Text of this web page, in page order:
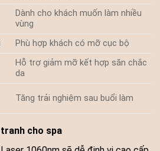
Dành cho khách muốn làm nhiều
vùng
Phù hợp khách có mỡ cục bộ
Hỗ trợ giảm mỡ kết hợp săn chắc
da
Tăng trải nghiệm sau buổi làm
cho spa